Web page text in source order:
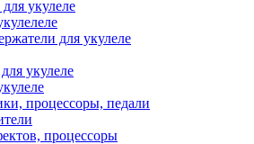
укулеле
для укулеле
укулеле
процессоры, педали
процессоры